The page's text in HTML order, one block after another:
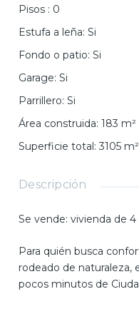
Pisos : 0
Estufa a leña: Si
Fondo o patio: Si
Garage: Si
Parrillero: Si
Área construida: 183 m²
Superficie total: 3105 m²
Descripción
Se vende: vivienda de
Para quién busca
rodeado de naturaleza,
pocos minutos de